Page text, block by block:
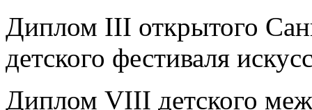
Диплом III открытого
детского фестиваля
Диплом VIII детского